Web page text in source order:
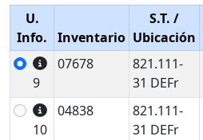
U.
Info.
Inventario
S.T. /
Ubicación
9
07678
821.111-
31 DEFr
10
04838
821.111-
31 DEFr